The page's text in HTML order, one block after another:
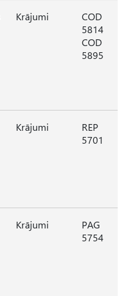
Krājumi
COD
5814
COD
5895
Krājumi
REP
5701
Krājumi
PAG
5754